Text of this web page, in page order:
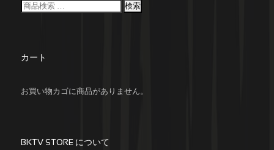
検索
カート
お買い物カゴに商品がありません。
BKTV STORE について